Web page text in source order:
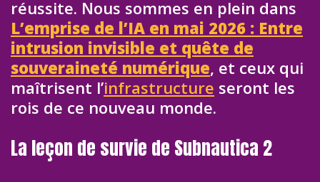
réussite. Nous sommes en plein dans
L’emprise de l’IA en mai 2026 : Entre
intrusion invisible et quête de
souveraineté numérique, et ceux qui
maîtrisent l’infrastructure seront les
rois de ce nouveau monde.
La leçon de survie de Subnautica 2